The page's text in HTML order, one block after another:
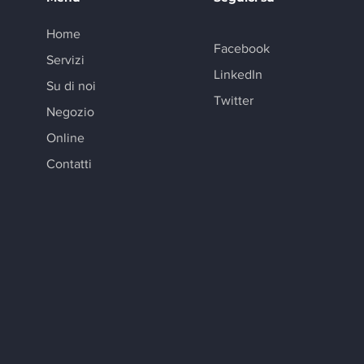
Home
Servizi
Su di noi
Negozio
Online
Contatti
Facebook
LinkedIn
Twitter